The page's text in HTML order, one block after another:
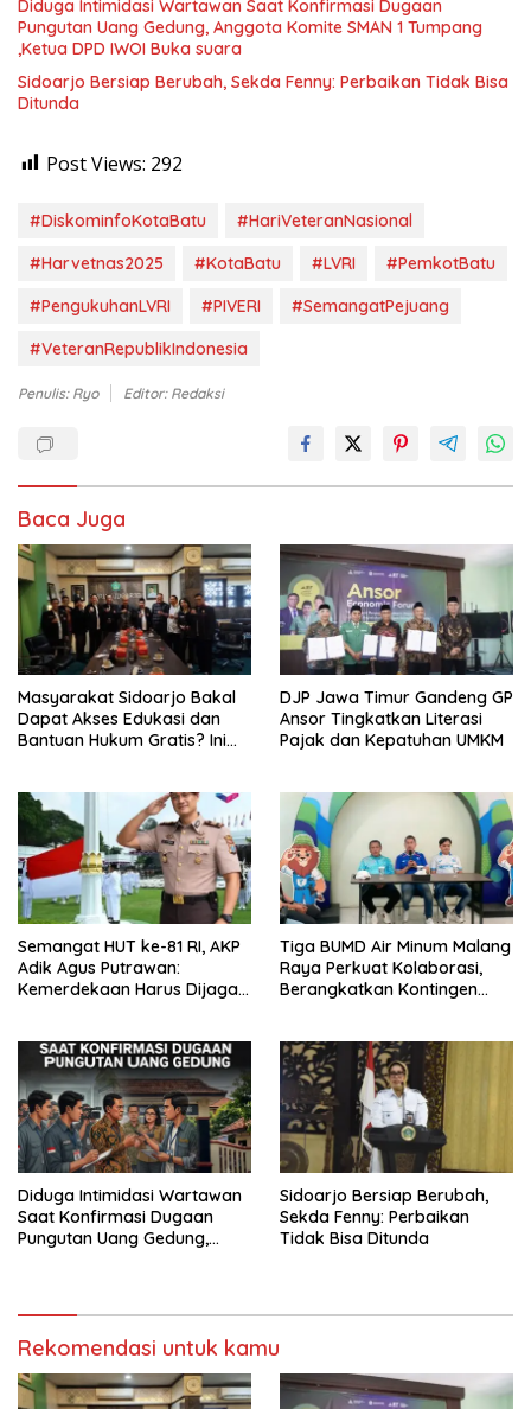
Diduga Intimidasi Wartawan Saat Konfirmasi Dugaan
Pungutan Uang Gedung, Anggota Komite SMAN 1 Tumpang
,Ketua DPD IWOI Buka suara
Sidoarjo Bersiap Berubah, Sekda Fenny: Perbaikan Tidak Bisa
Ditunda
Post Views: 292
#DiskominfoKotaBatu
#HariVeteranNasional
#Harvetnas2025
#KotaBatu #LVRI
#PemkotBatu
#PengukuhanLVRI
#PIVERI
#SemangatPejuang
#VeteranRepublikIndonesia
Penulis: Ryo Editor: Redaksi
Baca Juga
Masyarakat Sidoarjo Bakal
Dapat Akses Edukasi dan
Bantuan Hukum Gratis? Ini
DJP Jawa Timur Gandeng GP
Ansor Tingkatkan Literasi
Pajak dan Kepatuhan UMKM
Semangat HUT ke-81 RI, AKP
Adik Agus Putrawan:
Kemerdekaan Harus Dijaga
Tiga BUMD Air Minum Malang
Raya Perkuat Kolaborasi,
Berangkatkan Kontingen
Diduga Intimidasi Wartawan
Saat Konfirmasi Dugaan
Pungutan Uang Gedung,
Sidoarjo Bersiap Berubah,
Sekda Fenny: Perbaikan
Tidak Bisa Ditunda
Rekomendasi untuk kamu